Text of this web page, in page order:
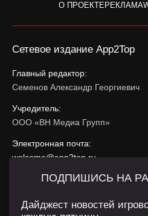
О ПРОЕКТЕРЕКЛАМА
Сетевое издание App2Top
Главный редактор:
Семенов Александр Георгиевич
Учредитель:
ООО «ВН Медиа Групп»
Электронная почта:
welcome@app2top.ru
При использовании материалов
ПОДПИШИСЬ НА
Дайджест новостей